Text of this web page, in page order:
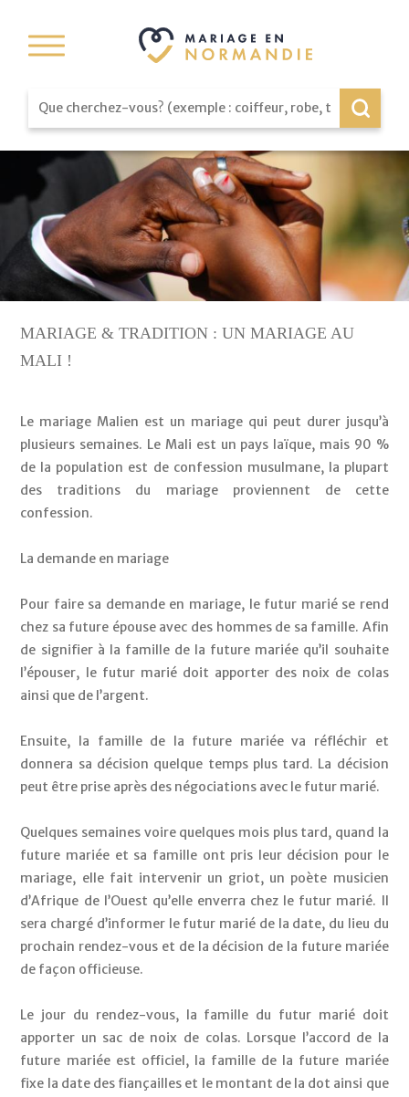
MARIAGE & TRADITION : UN MARIAGE AU
MALI !
Le mariage Malien est un mariage qui peut durer jusqu’à
plusieurs semaines. Le Mali est un pays laïque, mais 90 %
de la population est de confession musulmane, la plupart
des traditions du mariage proviennent de cette
confession.
La demande en mariage
Pour faire sa demande en mariage, le futur marié se rend
chez sa future épouse avec des hommes de sa famille. Afin
de signifier à la famille de la future mariée qu’il souhaite
l’épouser, le futur marié doit apporter des noix de colas
ainsi que de l’argent.
Ensuite, la famille de la future mariée va réfléchir et
donnera sa décision quelque temps plus tard. La décision
peut être prise après des négociations avec le futur marié.
Quelques semaines voire quelques mois plus tard, quand la
future mariée et sa famille ont pris leur décision pour le
mariage, elle fait intervenir un griot, un poète musicien
d’Afrique de l’Ouest qu’elle enverra chez le futur marié. Il
sera chargé d’informer le futur marié de la date, du lieu du
prochain rendez-vous et de la décision de la future mariée
de façon officieuse.
Le jour du rendez-vous, la famille du futur marié doit
apporter un sac de noix de colas. Lorsque l’accord de la
future mariée est officiel, la famille de la future mariée
fixe la date des fiançailles et le montant de la dot ainsi que